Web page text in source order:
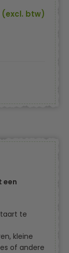
btw)
een
te
kleine
of andere